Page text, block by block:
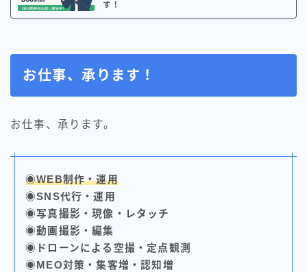
す！
お仕事、承ります！
お仕事、承ります。
◉WEB制作・運用
◉SNS代行・運用
◉写真撮影・現像・レタッチ
◉動画撮影・編集
◉ドローンによる空撮・定点観測
◉MEO対策・集客増・認知増